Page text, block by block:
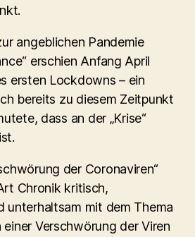
angeblichen Pandemie
erschien Anfang April
ersten Lockdowns – ein
bereits zu diesem Zeitpunkt
dass an der „Krise“
der Coronaviren“
Chronik kritisch,
unterhaltsam mit dem Thema
einer Verschwörung der Viren